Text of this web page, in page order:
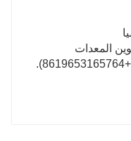
3. تقديم الدعم الفني (الهاتف الفني: +8619653165764).